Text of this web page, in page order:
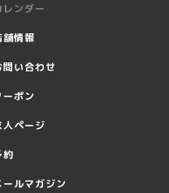
レンダー
舗情報
問い合わせ
ーポン
人ページ
約
ールマガジン